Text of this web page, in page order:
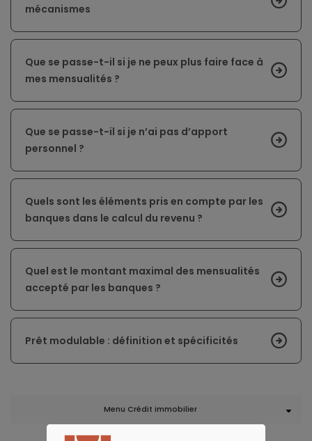
mécanismes
Que se passe-t-il si je ne peux plus faire face à
mes mensualités ?
Que se passe-t-il si je n’ai pas d’apport
personnel ?
Quels sont les éléments pris en compte par les
banques dans le calcul du revenu ?
Quel est le montant maximal des mensualités
accepté par les banques ?
Prêt modulable : définition et spécificités
Menu Crédit immobilier